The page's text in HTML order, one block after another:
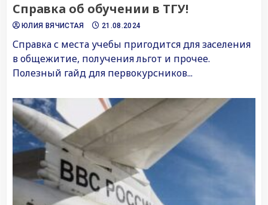
Справка об обучении в ТГУ!
ЮЛИЯ ВЯЧИСТАЯ 21.08.2024
Справка с места учебы пригодится для заселения
в общежитие, получения льгот и прочее.
Полезный гайд для первокурсников...